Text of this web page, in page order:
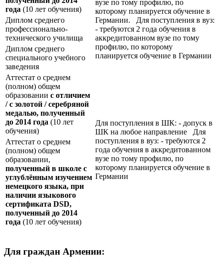
года (10 лет обучения)
вузе по тому профилю, по
которому планируется обучение в
Германии. Для поступления в вуз:
- требуются 2 года обучения в
аккредитованном вузе по тому
профилю, по которому
планируется обучение в Германии
Диплом среднего
профессионально-
технического училища
Диплом среднего
специального учебного
заведения
Аттестат о среднем
(полном) общем
образовании с отличием
/ с золотой / серебряной
медалью, полученный
до 2014 года (10 лет
обучения)
Для поступления в ШК: - допуск в
ШК на любое направление Для
поступления в вуз: - требуются 2
года обучения в аккредитованном
вузе по тому профилю, по
которому планируется обучение в
Германии
Аттестат о среднем
(полном) общем
образовании,
полученный в школе с
углублённым изучением
немецкого языка, при
наличии языкового
сертификата DSD,
полученный до 2014
года (10 лет обучения)
Для граждан Армении: